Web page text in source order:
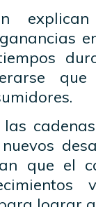
que
que el